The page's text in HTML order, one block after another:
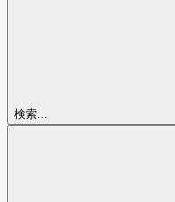
検索...